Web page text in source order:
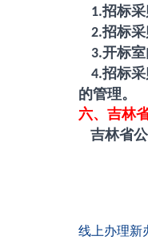
1.招标
2.招标
3.开标
4.招标
的管理。
六、吉林
吉林省
线上办理新